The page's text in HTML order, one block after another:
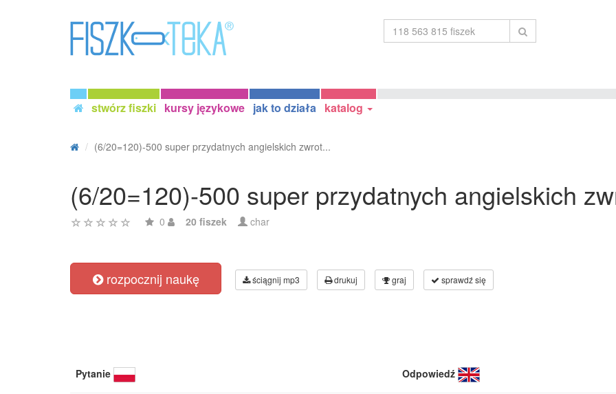
stwórz fiszki kursy językowe jak to działa katalog
(6/20=120)-500 super przydatnych angielskich zwrot...
(6/20=120)-500 super przydatnych angielskich
0 20 fiszek char
rozpocznij naukę ściągnij mp3 drukuj graj sprawdź się
Pytanie Odpowiedź